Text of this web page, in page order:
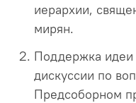
иерархии,
мирян.
Поддержка
дискуссии по
Предсоборном